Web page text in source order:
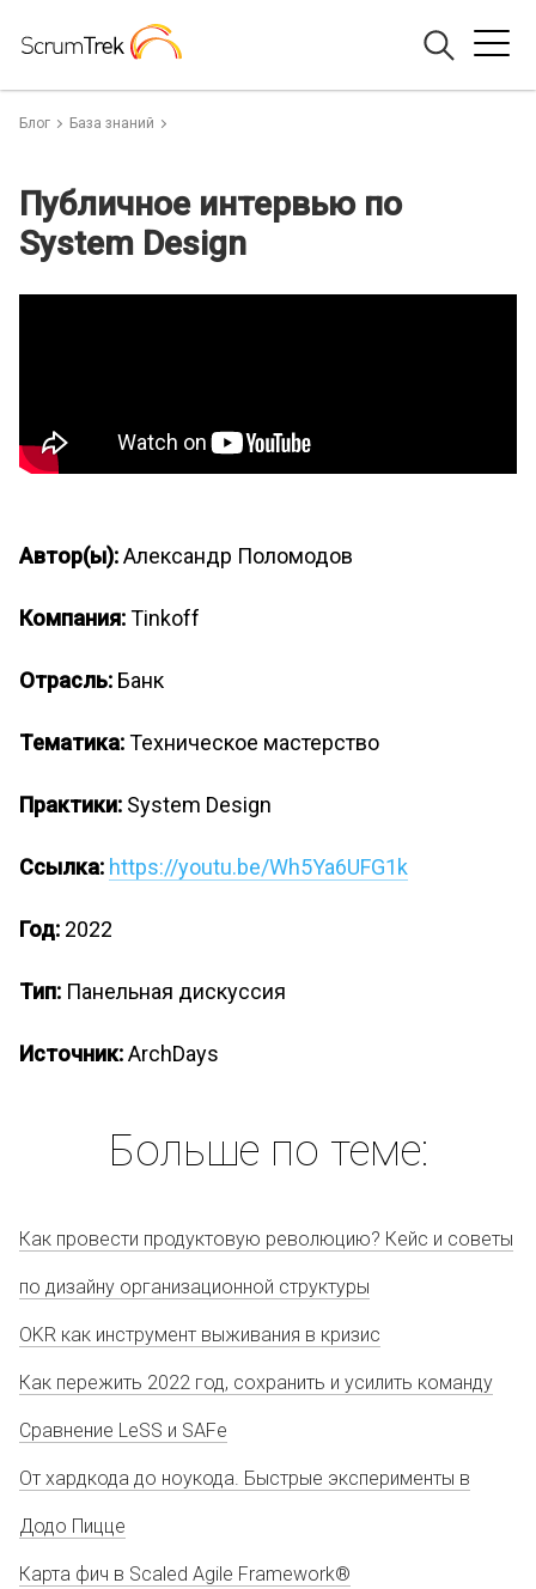
Блог База знаний
Публичное интервью по
System Design
Автор(ы):Александр Поломодов
Компания:Tinkoff
Отрасль: Банк
Тематика:Техническое мастерство
Практики: System Design
Ссылка: https://youtu.be/Wh5Ya6UFG1k
Год: 2022
Тип: Панельная дискуссия
Источник:ArchDays
Больше по теме:
Как провести продуктовую революцию? Кейс и советы
по дизайну организационной структуры
OKR как инструмент выживания в кризис
Как пережить 2022 год, сохранить и усилить команду
Сравнение LeSS и SAFe
От хардкода до ноукода. Быстрые эксперименты в
Додо Пицце
Карта фич в Scaled Agile Framework®